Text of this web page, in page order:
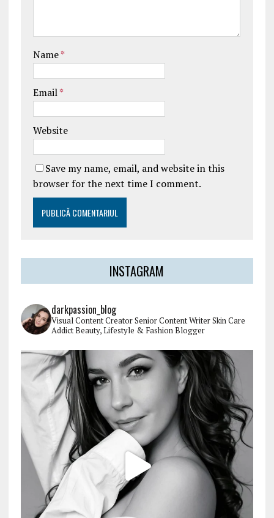
Name*
Email*
Website
Save my name, email, and website in this
browser for the next time I comment.
INSTAGRAM
darkpassion_blog
Visual Content CreatorSenior Content WriterSkin Care
AddictBeauty, Lifestyle & Fashion Blogger